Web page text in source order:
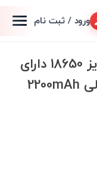
ورود / ثبت نام
باتری لیتیوم یون 3.7V سایز 18650 دارای